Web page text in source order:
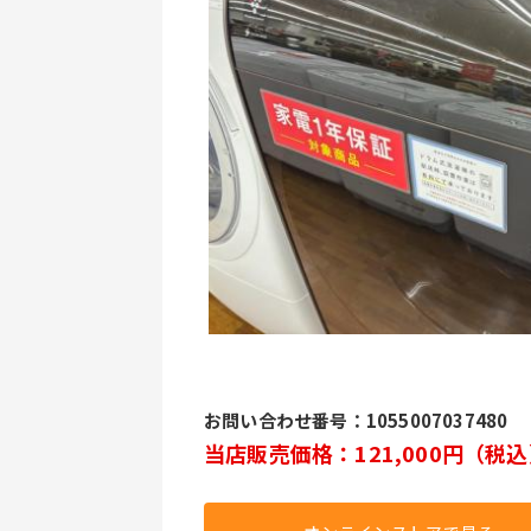
お問い合わせ番号：1055007037480
当店販売価格：121,000円（税